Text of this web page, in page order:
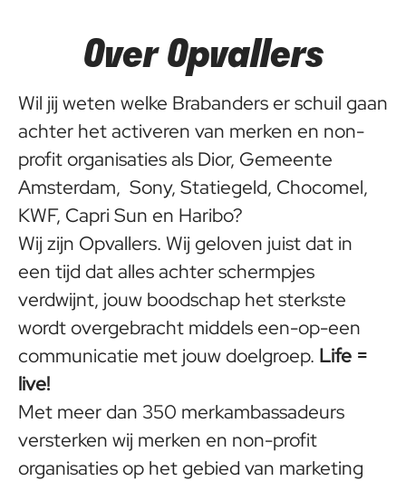
Over Opvallers
Wil jij weten welke Brabanders er schuil gaan
achter het activeren van merken en non-
profit organisaties als Dior, Gemeente
Amsterdam, Sony, Statiegeld, Chocomel,
KWF, Capri Sun en Haribo?
Wij zijn Opvallers. Wij geloven juist dat in
een tijd dat alles achter schermpjes
verdwijnt, jouw boodschap het sterkste
wordt overgebracht middels een-op-een
communicatie met jouw doelgroep. Life =
live!
Met meer dan 350 merkambassadeurs
versterken wij merken en non-profit
organisaties op het gebied van marketing